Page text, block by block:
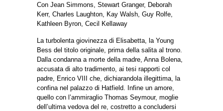
Con Jean Simmons, Stewart Granger, Deborah
Kerr, Charles Laughton, Kay Walsh, Guy Rolfe,
Kathleen Byron, Cecil Kellaway
La turbolenta giovinezza di Elisabetta, la Young
Bess del titolo originale, prima della salita al trono.
Dalla condanna a morte della madre, Anna Bolena,
accusata di alto tradimento, ai tesi rapporti col
padre, Enrico VIII che, dichiarandola illegittima, la
confina nel palazzo di Hatfield. Infine un amore,
quello con l’ammiraglio Thomas Seymour, moglie
dell’ultima vedova del re, costretto a concludersi